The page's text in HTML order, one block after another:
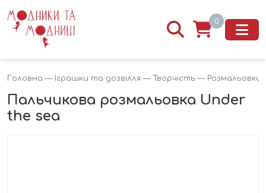
0
Головна — Іграшки та дозвілля — Творчість — Розмальовки
Пальчикова розмальовка Under
the sea